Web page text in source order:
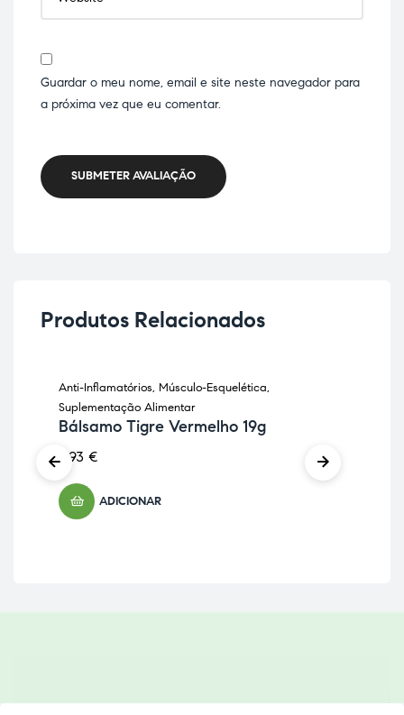
Guardar o meu nome, email e site neste navegador para
a próxima vez que eu comentar.
SUBMETER AVALIAÇÃO
Produtos Relacionados
Anti-Inflamatórios, Músculo-Esquelética,
Suplementação Alimentar
Bálsamo Tigre Vermelho 19g
8,93 €
ADICIONAR